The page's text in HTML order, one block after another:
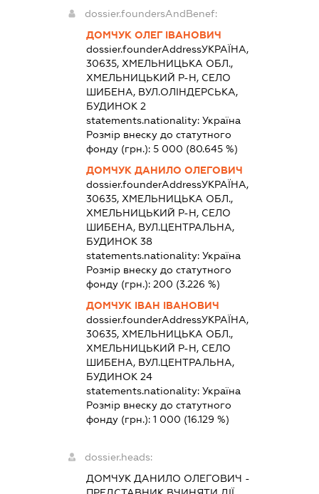
dossier.foundersAndBenef:
ДОМЧУК ОЛЕГ ІВАНОВИЧ
dossier.founderAddressУКРАЇНА,
30635, ХМЕЛЬНИЦЬКА ОБЛ.,
ХМЕЛЬНИЦЬКИЙ Р-Н, СЕЛО
ШИБЕНА, ВУЛ.ОЛІНДЕРСЬКА,
БУДИНОК 2
statements.nationality:Україна
Розмір внеску до статутного
фонду (грн.):5 000 (80.645 %)
ДОМЧУК ДАНИЛО ОЛЕГОВИЧ
dossier.founderAddressУКРАЇНА,
30635, ХМЕЛЬНИЦЬКА ОБЛ.,
ХМЕЛЬНИЦЬКИЙ Р-Н, СЕЛО
ШИБЕНА, ВУЛ.ЦЕНТРАЛЬНА,
БУДИНОК 38
statements.nationality:Україна
Розмір внеску до статутного
фонду (грн.):200 (3.226 %)
ДОМЧУК ІВАН ІВАНОВИЧ
dossier.founderAddressУКРАЇНА,
30635, ХМЕЛЬНИЦЬКА ОБЛ.,
ХМЕЛЬНИЦЬКИЙ Р-Н, СЕЛО
ШИБЕНА, ВУЛ.ЦЕНТРАЛЬНА,
БУДИНОК 24
statements.nationality:Україна
Розмір внеску до статутного
фонду (грн.):1 000 (16.129 %)
dossier.heads:
ДОМЧУК ДАНИЛО ОЛЕГОВИЧ -